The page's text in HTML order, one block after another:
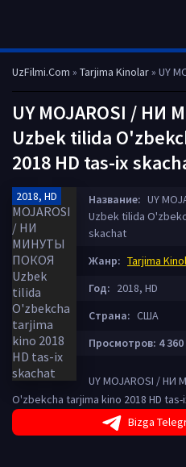
UzFilmi.Com » Tarjima Kinolar» UY
UY MOJAROSI /
Uzbek tilida
2018 HD tas-ix
2018, HD Название: UY
Uzbek tilida
skachat
Жанр: Tarjima
Год: 2018, HD
Страна: США
Просмотров: 4 360
UY MOJAROSI /
O'zbekcha tarjima kino 2018 HD
Bizga